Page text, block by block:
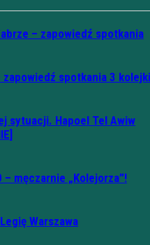
– zapowiedź spotkania
spotkania 3 kolejki
sytuacji. Hapoel Tel Awiw
– męczarnie „Kolejorza”!
Warszawa